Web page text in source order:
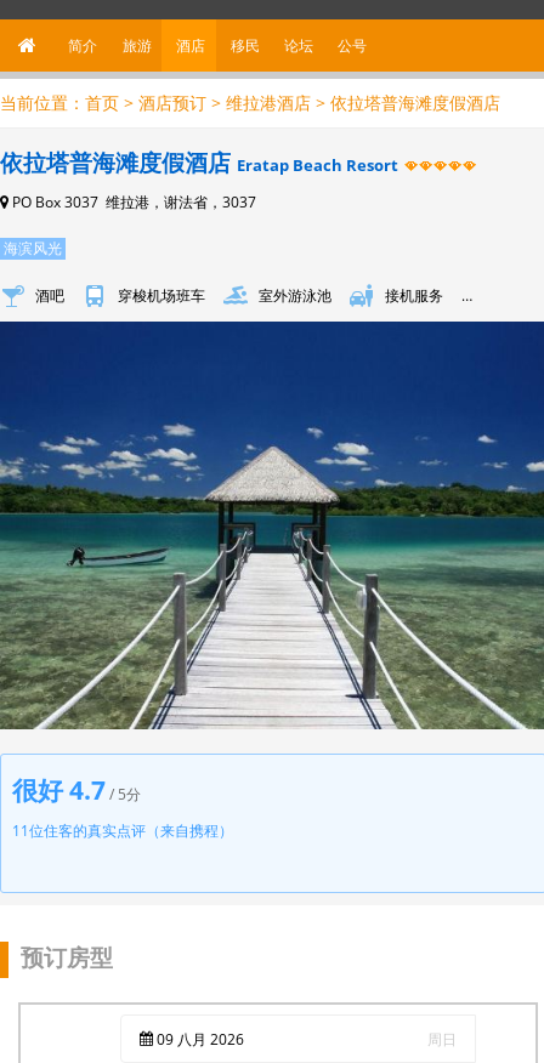
简介 旅游 酒店 移民 论坛 公号
当前位置： 首页 > 酒店预订 > 维拉港酒店 > 依拉塔普海滩度假酒店
依拉塔普海滩度假酒店 Eratap Beach Resort
PO Box 3037 维拉港，谢法省，3037
海滨风光
酒吧 穿梭机场班车 室外游泳池 接机服务
很好 4.7/ 5分
11位住客的真实点评（来自携程）
预订房型
09 八月 2026 周日